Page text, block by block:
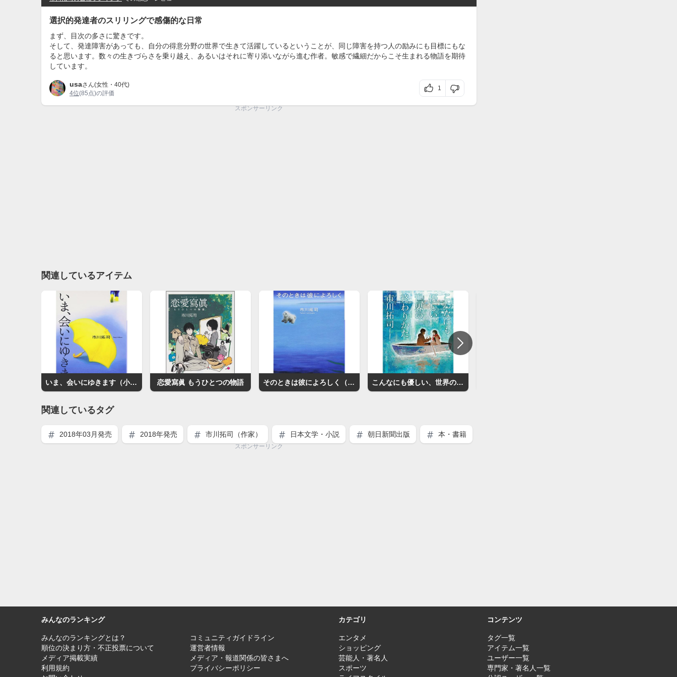
選択的発達者のスリリングで感傷的な日常
まず、目次の多さに驚きです。
そして、発達障害があっても、自分の得意分野の世界で生きて活躍しているということが、同じ障害を持つ人の励みにも目標にもな
ると思います。数々の生きづらさを乗り越え、あるいはそれに寄り添いながら進む作者。敏感で繊細だからこそ生まれる物語を期待
しています。
usaさん(女性・40代)
4位(85点)の評価
1
スポンサーリンク
関連しているアイテム
いま、会いにゆきます（小説） 恋愛寫眞 もうひとつの物語 そのときは彼によろしく（小説） こんなにも優しい、世界の終わりかた
関連しているタグ
2018年03月発売 2018年発売 市川拓司（作家） 日本文学・小説 朝日新聞出版 本・書籍
スポンサーリンク
みんなのランキング
みんなのランキングとは？
コミュニティガイドライン
順位の決まり方・不正投票について
運営者情報
メディア掲載実績
メディア・報道関係の皆さまへ
利用規約
プライバシーポリシー
カテゴリ
エンタメ
ショッピング
芸能人・著名人
スポーツ
コンテンツ
タグ一覧
アイテム一覧
ユーザー一覧
専門家・著名人一覧